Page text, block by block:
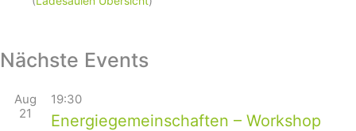
Nächste Events
Aug
21
19:30
Energiegemeinschaften – Workshop